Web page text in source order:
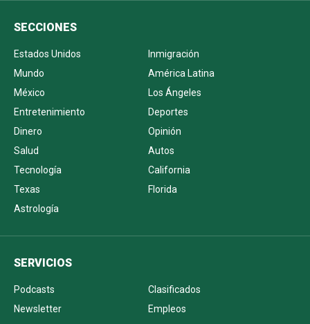
SECCIONES
Estados Unidos
Inmigración
Mundo
América Latina
México
Los Ángeles
Entretenimiento
Deportes
Dinero
Opinión
Salud
Autos
Tecnología
California
Texas
Florida
Astrología
SERVICIOS
Podcasts
Clasificados
Newsletter
Empleos